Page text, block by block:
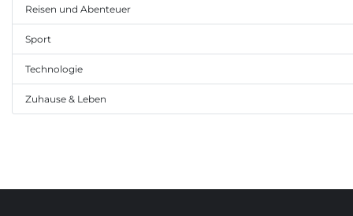
Reisen und Abenteuer
Sport
Technologie
Zuhause & Leben